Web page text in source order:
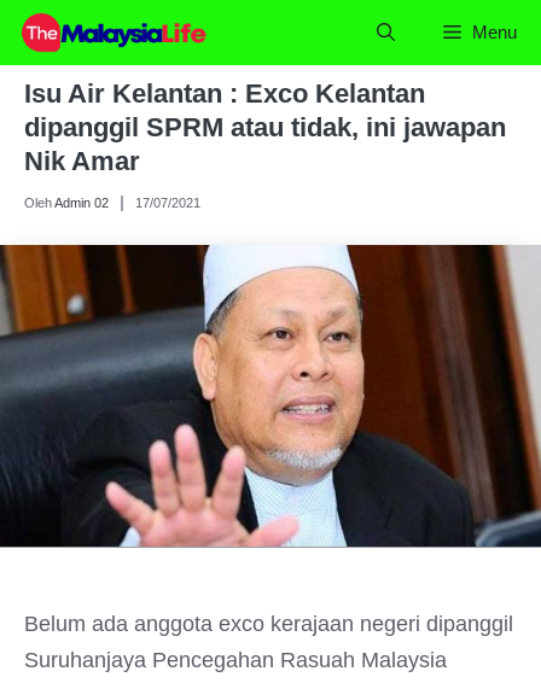
Skip
content
Menu
Isu Air Kelantan : Exco Kelantan
dipanggil SPRM atau tidak, ini jawapan
Nik Amar
OlehAdmin 02 17/07/2021
Belum ada anggota exco kerajaan negeri dipanggil
Suruhanjaya Pencegahan Rasuah Malaysia